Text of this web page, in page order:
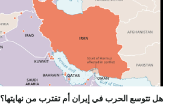
هل تتوسع الحرب في إيران أم تقترب من نهايتها؟